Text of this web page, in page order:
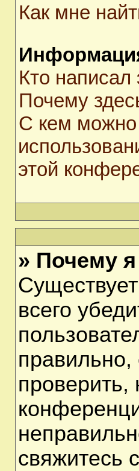
Как мне
Кто
Почему
С кем можно
этой
» Почему
всего
проверить,
свяжитесь